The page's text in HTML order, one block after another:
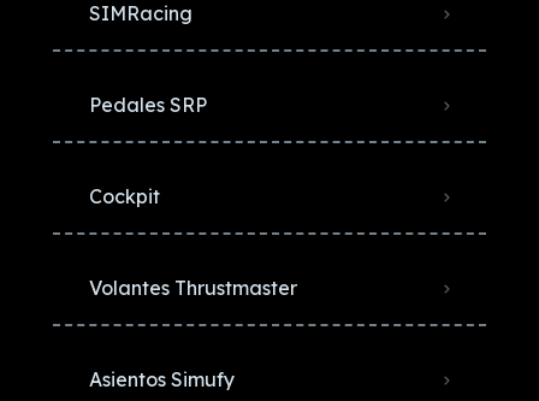
SIMRacing
Pedales SRP
Cockpit
Volantes Thrustmaster
Asientos Simufy